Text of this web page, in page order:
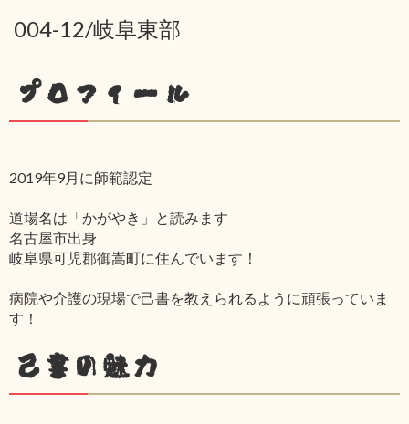
004-12/岐阜東部
プロフィール
2019年9月に師範認定
道場名は「かがやき」と読みます
名古屋市出身
岐阜県可児郡御嵩町に住んでいます！
病院や介護の現場で己書を教えられるように頑張っていま
す！
己書の魅力